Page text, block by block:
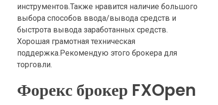
инструментов.Также нравится наличие большого
выбора способов ввода/вывода средств и
быстрота вывода заработанных средств.
Хорошая грамотная техническая
поддержка.Рекомендую этого брокера для
торговли.
Форекс брокер FXOpen